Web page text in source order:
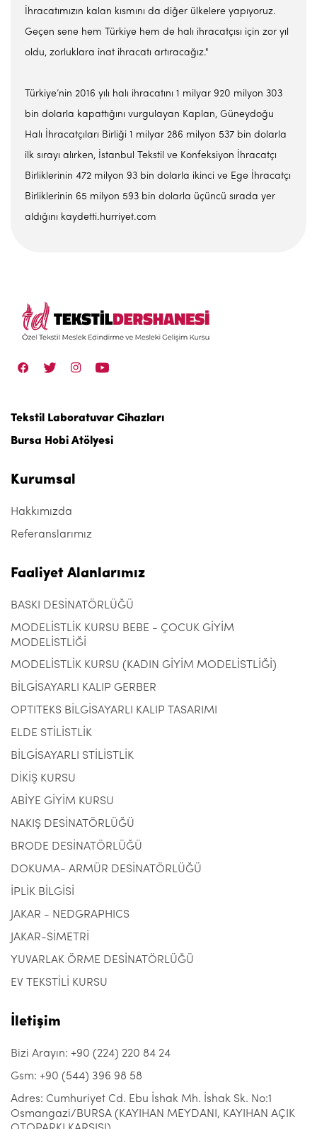
İhracatımızın kalan kısmını da diğer ülkelere yapıyoruz.
Geçen sene hem Türkiye hem de halı ihracatçısı için zor yıl
oldu, zorluklara inat ihracatı artıracağız."
Türkiye’nin 2016 yılı halı ihracatını 1 milyar 920 milyon 303
bin dolarla kapattığını vurgulayan Kaplan, Güneydoğu
Halı İhracatçıları Birliği 1 milyar 286 milyon 537 bin dolarla
ilk sırayı alırken, İstanbul Tekstil ve Konfeksiyon İhracatçı
Birliklerinin 472 milyon 93 bin dolarla ikinci ve Ege İhracatçı
Birliklerinin 65 milyon 593 bin dolarla üçüncü sırada yer
aldığını kaydetti.hurriyet.com
Tekstil Laboratuvar Cihazları
Bursa Hobi Atölyesi
Kurumsal
Hakkımızda
Referanslarımız
Faaliyet Alanlarımız
BASKI DESİNATÖRLÜĞÜ
MODELİSTLİK KURSU BEBE - ÇOCUK GİYİM
MODELİSTLİĞİ
MODELİSTLİK KURSU (KADIN GİYİM MODELİSTLİĞİ)
BİLGİSAYARLI KALIP GERBER
OPTITEKS BİLGİSAYARLI KALIP TASARIMI
ELDE STİLİSTLİK
BİLGİSAYARLI STİLİSTLİK
DİKİŞ KURSU
ABİYE GİYİM KURSU
NAKIŞ DESİNATÖRLÜĞÜ
BRODE DESİNATÖRLÜĞÜ
DOKUMA- ARMÜR DESİNATÖRLÜĞÜ
İPLİK BİLGİSİ
JAKAR - NEDGRAPHICS
JAKAR-SİMETRİ
YUVARLAK ÖRME DESİNATÖRLÜĞÜ
EV TEKSTİLİ KURSU
İletişim
Bizi Arayın: +90 (224) 220 84 24
Gsm: +90 (544) 396 98 58
Adres: Cumhuriyet Cd. Ebu İshak Mh. İshak Sk. No:1
Osmangazi/BURSA (KAYIHAN MEYDANI, KAYIHAN AÇIK